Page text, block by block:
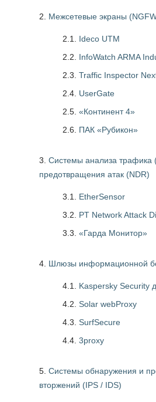
Межсетевые экраны
2.1. Ideco UTM
2.2. InfoWatch ARMA
2.3. Traffic Inspector
2.4. UserGate
2.5. «Континент 4»
2.6. ПАК «Рубикон»
Системы анализа трафика
предотвращения атак (NDR)
3.1. EtherSensor
3.2. PT Network Attack
3.3. «Гарда Монитор»
Шлюзы информационной
4.1. Kaspersky Security
4.2. Solar webProxy
4.3. SurfSecure
4.4. 3proxy
Системы обнаружения и
вторжений (IPS / IDS)